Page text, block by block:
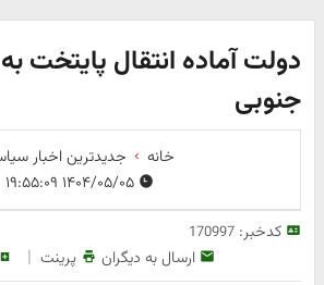
دولت آماده انتقال پایتخت
جنوبی
خانه
جدیدترین اخبار
۱۴۰۴/۰۵/۰۵ ۱۹:۵۵:۰۹
کدخبر:170997
ارسال به دیگران پرینت |